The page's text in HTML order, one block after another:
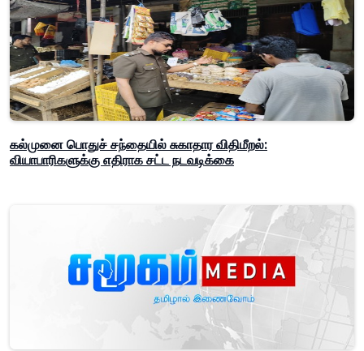
கல்முனை பொதுச் சந்தையில் சுகாதார விதிமீறல்:
வியாபாரிகளுக்கு எதிராக சட்ட நடவடிக்கை